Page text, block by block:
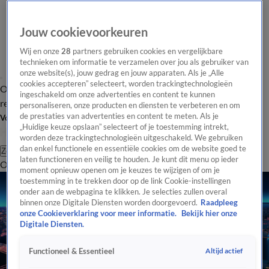
Overzicht Laatste nieuws Regionieuws Het beste van Hart
Tip de
redactie
Volg Hart van Nederland
Zoeken
OverzichtRegioUitzendingenWeerTip de redactiePanelVideo's
Jouw cookievoorkeuren
Wij en onze28 partners gebruiken cookies en vergelijkbare
technieken om informatie te verzamelen over jou als gebruiker van
onze website(s), jouw gedrag en jouw apparaten. Als je „Alle
cookies accepteren” selecteert, worden trackingtechnologieën
ingeschakeld om onze advertenties en content te kunnen
personaliseren, onze producten en diensten te verbeteren en om
de prestaties van advertenties en content te meten. Als je
„Huidige keuze opslaan” selecteert of je toestemming intrekt,
worden deze trackingtechnologieën uitgeschakeld. We gebruiken
dan enkel functionele en essentiële cookies om de website goed te
laten functioneren en veilig te houden. Je kunt dit menu op ieder
moment opnieuw openen om je keuzes te wijzigen of om je
toestemming in te trekken door op de link Cookie-instellingen
onder aan de webpagina te klikken. Je selecties zullen overal
binnen onze Digitale Diensten worden doorgevoerd. Raadpleeg
onze Cookieverklaring voor meer informatie.
Bekijk hier onze
Digitale Diensten.
Functioneel & Essentieel Altijd actief